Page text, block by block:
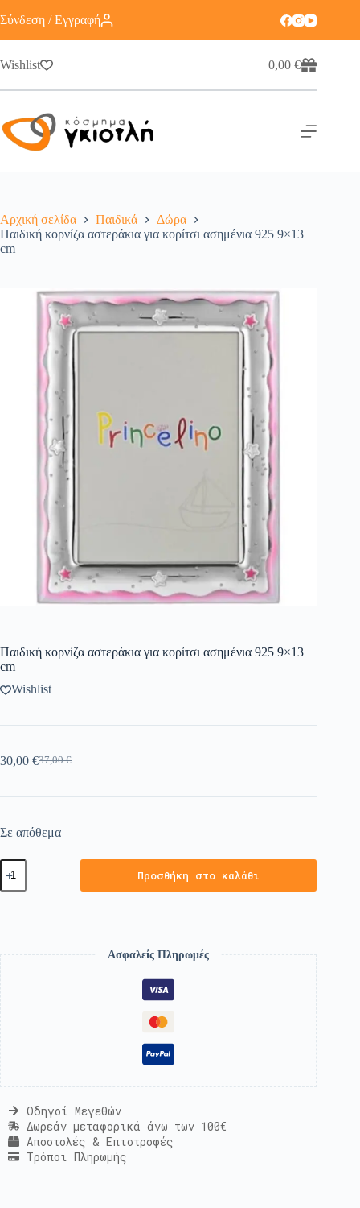
Σύνδεση / Εγγραφή
Wishlist 0,00€
Αρχική σελίδα Παιδικά
Δώρα
Παιδική κορνίζα αστεράκια για κορίτσι ασημένια 925 9×13
cm
Παιδική κορνίζα αστεράκια για κορίτσι ασημένια 925 9×13
cm
Wishlist
37,00€
30,00 €
Σε απόθεμα
Προσθήκη στο καλάθι
Ασφαλείς Πληρωμές
Οδηγοί Μεγεθών
Δωρεάν μεταφορικά άνω των 100€
Αποστολές & Επιστροφές
Τρόποι Πληρωμής